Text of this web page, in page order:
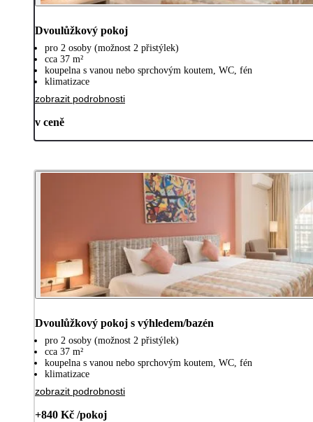
Dvoulůžkový pokoj
pro 2 osoby (možnost 2 přistýlek)
cca 37 m²
koupelna s vanou nebo sprchovým koutem, WC, fén
klimatizace
zobrazit podrobnosti
v ceně
Dvoulůžkový pokoj s výhledem/bazén
pro 2 osoby (možnost 2 přistýlek)
cca 37 m²
koupelna s vanou nebo sprchovým koutem, WC, fén
klimatizace
zobrazit podrobnosti
+840 Kč /pokoj